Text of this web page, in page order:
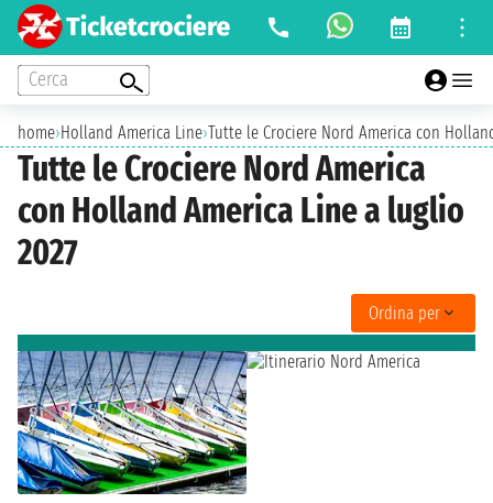
Cerca
home›Holland America Line›Tutte le Crociere Nord America con
Tutte le Crociere Nord America
con Holland America Line a luglio
2027
Ordina per